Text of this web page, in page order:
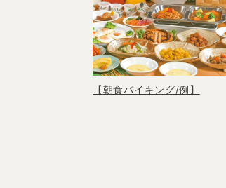
【朝食バイキング/例】